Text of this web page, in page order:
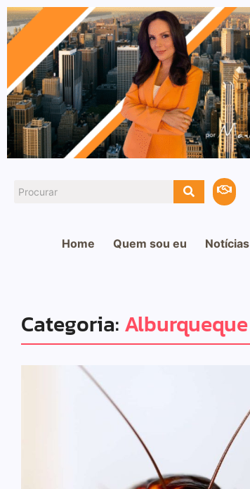
Home Quem sou eu Notícias
Categoria: Alburqueque